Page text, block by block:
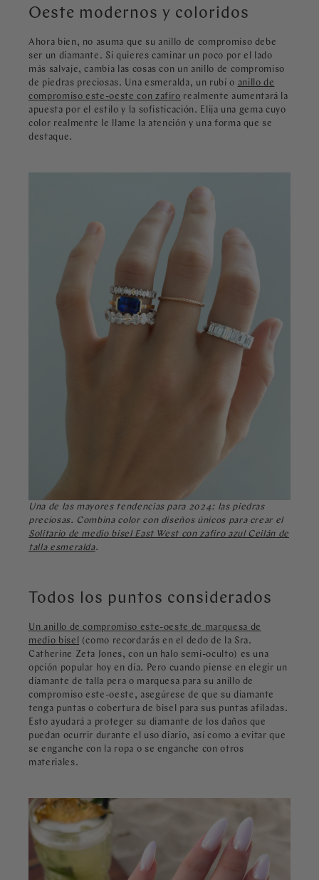
Oeste modernos y coloridos
Ahora bien, no asuma que su anillo de compromiso debe
ser un diamante. Si quieres caminar un poco por el lado
más salvaje, cambia las cosas con un anillo de compromiso
de piedras preciosas. Una esmeralda, un rubí o anillo de
compromiso este-oeste con zafiro realmente aumentará la
apuesta por el estilo y la sofisticación. Elija una gema cuyo
color realmente le llame la atención y una forma que se
destaque.
Una de las mayores tendencias para 2024: las piedras
preciosas. Combina color con diseños únicos para crear el
Solitario de medio bisel East West con zafiro azul Ceilán de
talla esmeralda.
Todos los puntos considerados
Un anillo de compromiso este-oeste de marquesa de
medio bisel
(como recordarás en el dedo de la Sra.
Catherine Zeta Jones, con un halo semi-oculto) es una
opción popular hoy en día. Pero cuando piense en elegir un
diamante de talla pera o marquesa para su anillo de
compromiso este-oeste, asegúrese de que su diamante
tenga puntas o cobertura de bisel para sus puntas afiladas.
Esto ayudará a proteger su diamante de los daños que
puedan ocurrir durante el uso diario, así como a evitar que
se enganche con la ropa o se enganche con otros
materiales.